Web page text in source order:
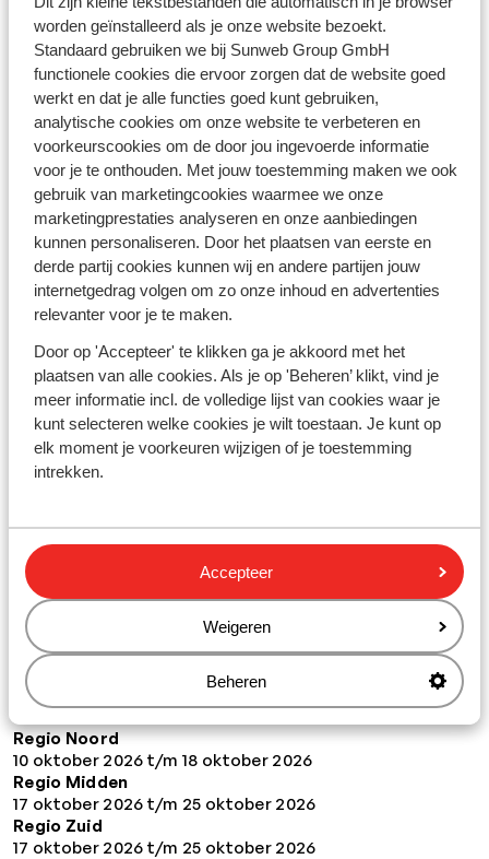
worden geïnstalleerd als je onze website bezoekt.
Standaard gebruiken we bij Sunweb Group GmbH
functionele cookies die ervoor zorgen dat de website goed
werkt en dat je alle functies goed kunt gebruiken,
analytische cookies om onze website te verbeteren en
voorkeurscookies om de door jou ingevoerde informatie
voor je te onthouden. Met jouw toestemming maken we ook
gebruik van marketingcookies waarmee we onze
marketingprestaties analyseren en onze aanbiedingen
kunnen personaliseren. Door het plaatsen van eerste en
derde partij cookies kunnen wij en andere partijen jouw
internetgedrag volgen om zo onze inhoud en advertenties
relevanter voor je te maken.
Door op 'Accepteer' te klikken ga je akkoord met het
plaatsen van alle cookies. Als je op 'Beheren’ klikt, vind je
meer informatie incl. de volledige lijst van cookies waar je
kunt selecteren welke cookies je wilt toestaan. Je kunt op
elk moment je voorkeuren wijzigen of je toestemming
intrekken.
Accepteer
Weigeren
Beheren
Waar is het warm in de herfstvakantie?
Toe aan de zon? Boek dan een vakantie in de
herfstperiode. Wij bieden bestemmingen aan waar het
ook tijdens de schoolvakantie inoktober 2026 nog
warm is en de zon schijnt. De gemiddelde temperatuur
op de Canarische Eilanden ligt in de winter tussen de
20-25 graden. Perfect voor een warme strandvakantie
in oktober. Aan deRode Zeein Egypte geniet je van
temperaturen van rond de 26 graden terwijl je het
prachtige koraalrif verkent tijdens een duikvakantie. Op
last minuteherfstvakantie.
Voordelen van herfstvakantie in de zon
Ben jij benieuwd naar de voordelen van een
herfstvakantie in oktober? Wij zetten ze graag voor je
op een rijtje. Veel van onze zonnige bestemmingen
stuk minder toeristen en hoef je waarschijnlijk niet in de
rij te staan voor het buffet of een ligstoel aan het
zwembad. De populaire dorpjes zijn minder druk en dat
zorgt voor een ontspannen vakantie-ervaring.
Herfstvakantie 2026: wanneer zijn de
schoolvakanties?
Regio Noord
10 oktober 2026 t/m 18 oktober 2026
Regio Midden
17 oktober 2026 t/m 25 oktober 2026
Regio Zuid
17 oktober 2026 t/m 25 oktober 2026